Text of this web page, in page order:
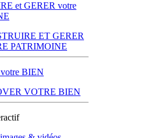
et GERER votre
ET GERER
PATRIMOINE
BIEN
VOTRE BIEN